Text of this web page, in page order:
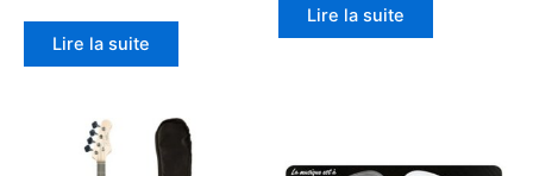
Lire la suite
Lire la suite